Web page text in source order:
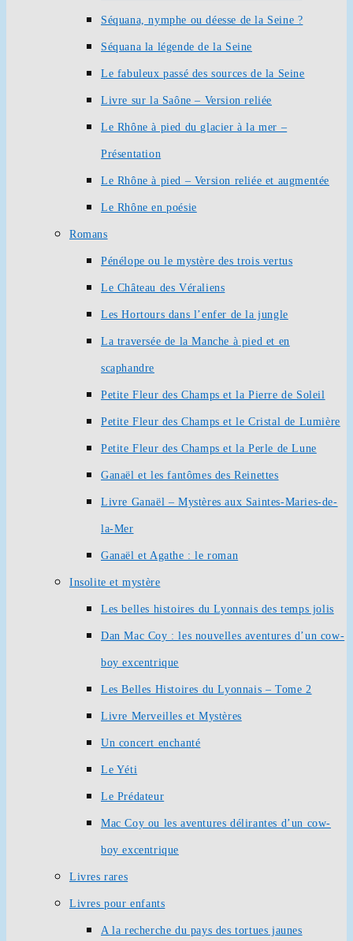
Séquana, nymphe ou déesse de la Seine ?
Séquana la légende de la Seine
Le fabuleux passé des sources de la Seine
Livre sur la Saône – Version reliée
Le Rhône à pied du glacier à la mer –
Présentation
Le Rhône à pied – Version reliée et augmentée
Le Rhône en poésie
Romans
Pénélope ou le mystère des trois vertus
Le Château des Véraliens
Les Hortours dans l’enfer de la jungle
La traversée de la Manche à pied et en
scaphandre
Petite Fleur des Champs et la Pierre de Soleil
Petite Fleur des Champs et le Cristal de Lumière
Petite Fleur des Champs et la Perle de Lune
Ganaël et les fantômes des Reinettes
Livre Ganaël – Mystères aux Saintes-Maries-de-
la-Mer
Ganaël et Agathe : le roman
Insolite et mystère
Les belles histoires du Lyonnais des temps jolis
Dan Mac Coy : les nouvelles aventures d’un cow-
boy excentrique
Les Belles Histoires du Lyonnais – Tome 2
Livre Merveilles et Mystères
Un concert enchanté
Le Yéti
Le Prédateur
Mac Coy ou les aventures délirantes d’un cow-
boy excentrique
Livres rares
Livres pour enfants
A la recherche du pays des tortues jaunes